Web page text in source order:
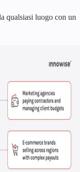
qualsiasi luogo con un